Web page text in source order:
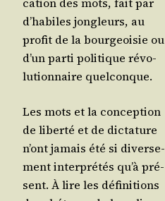
d’ha­biles jon­gleurs, au
pro­fit de la bour­geoi­sie ou
d’un par­ti poli­tique révo­
lu­tion­naire quelconque.
Les mots et la concep­tion
de liber­té et de dic­ta­ture
n’ont jamais été si diver­se­
ment inter­pré­tés qu’à pré­
sent. À lire les défi­ni­tions